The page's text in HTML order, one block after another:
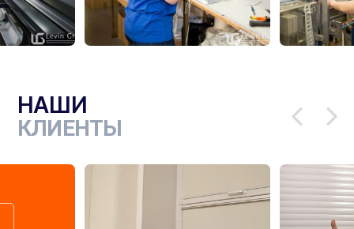
НАШИ
КЛИЕНТЫ